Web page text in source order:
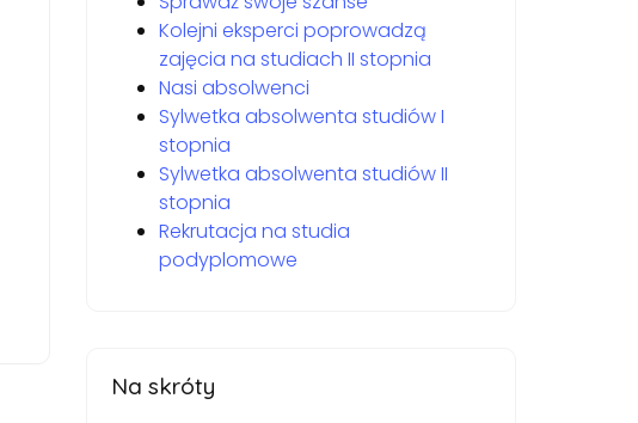
Kolejni eksperci poprowadzą
zajęcia na studiach II stopnia
Nasi absolwenci
Sylwetka absolwenta studiów I
stopnia
Sylwetka absolwenta studiów II
stopnia
Rekrutacja na studia
podyplomowe
Na skróty